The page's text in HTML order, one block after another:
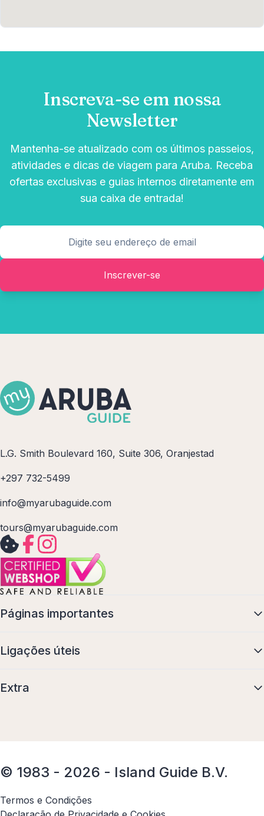
Inscreva-se em nossa
Newsletter
Mantenha-se atualizado com os últimos passeios,
atividades e dicas de viagem para Aruba. Receba
ofertas exclusivas e guias internos diretamente em
sua caixa de entrada!
Inscrever-se
L.G. Smith Boulevard 160, Suite 306, Oranjestad
+297 732-5499
info@myarubaguide.com
tours@myarubaguide.com
Páginas importantes
Ligações úteis
Extra
© 1983 - 2026 - Island Guide B.V.
Termos e Condições